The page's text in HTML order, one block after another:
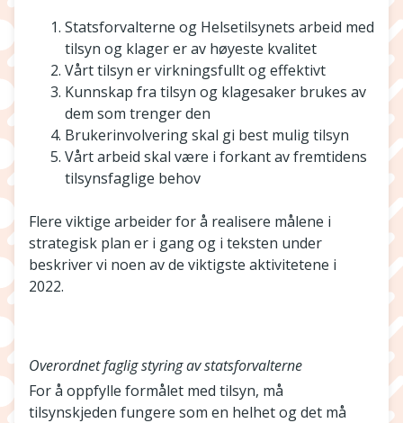
Statsforvalterne og Helsetilsynets arbeid med
tilsyn og klager er av høyeste kvalitet
Vårt tilsyn er virkningsfullt og effektivt
Kunnskap fra tilsyn og klagesaker brukes av
dem som trenger den
Brukerinvolvering skal gi best mulig tilsyn
Vårt arbeid skal være i forkant av fremtidens
tilsynsfaglige behov
Flere viktige arbeider for å realisere målene i
strategisk plan er i gang og i teksten under
beskriver vi noen av de viktigste aktivitetene i
2022.
Overordnet faglig styring av statsforvalterne
For å oppfylle formålet med tilsyn, må
tilsynskjeden fungere som en helhet og det må